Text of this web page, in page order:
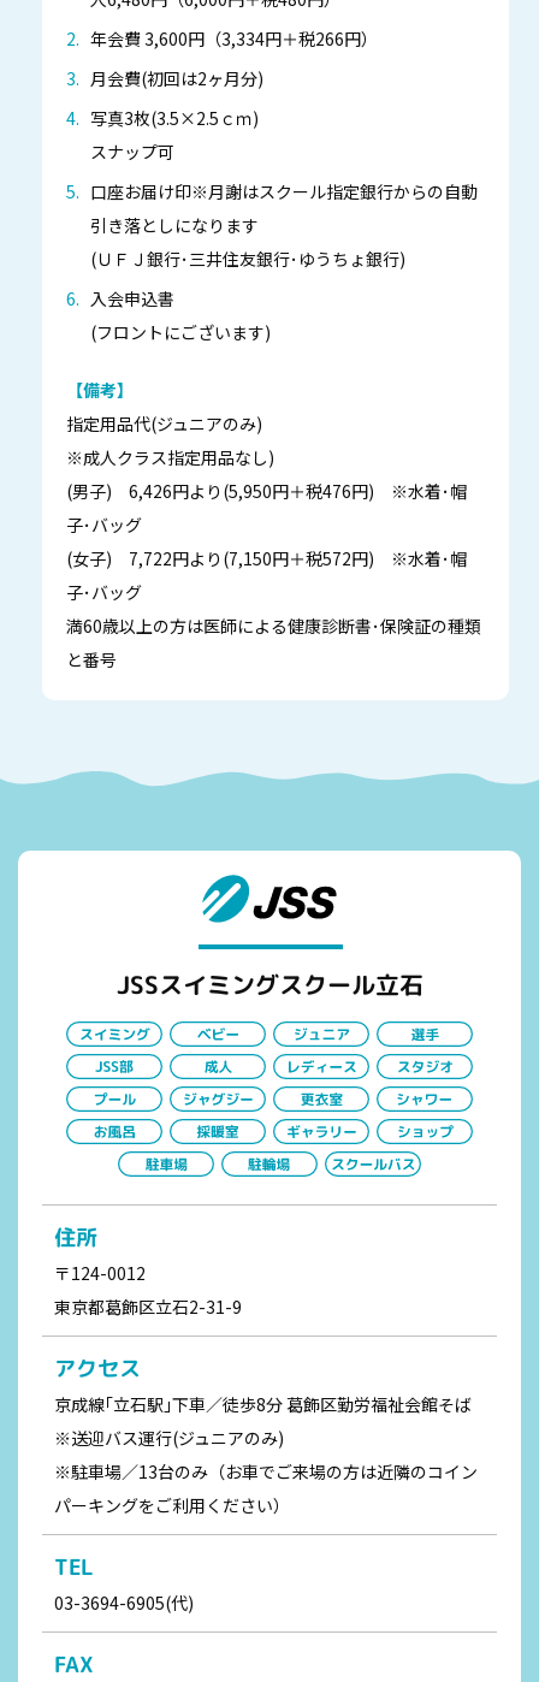
年会費 3,600円（3,334円＋税266円）
月会費(初回は2ヶ月分)
写真3枚(3.5×2.5ｃｍ)
スナップ可
口座お届け印※月謝はスクール指定銀行からの自動
引き落としになります
(ＵＦＪ銀行･三井住友銀行･ゆうちょ銀行)
入会申込書
(フロントにございます)
【備考】
指定用品代(ジュニアのみ)
※成人クラス指定用品なし)
(男子) 6,426円より(5,950円＋税476円) ※水着･帽
子･バッグ
(女子) 7,722円より(7,150円＋税572円) ※水着･帽
子･バッグ
満60歳以上の方は医師による健康診断書･保険証の種類
と番号
JSSスイミングスクール立石
住所
〒124-0012
東京都葛飾区立石2-31-9
アクセス
京成線｢立石駅｣下車／徒歩8分 葛飾区勤労福祉会館そば
※送迎バス運行(ジュニアのみ)
※駐車場／13台のみ（お車でご来場の方は近隣のコイン
パーキングをご利用ください）
TEL
03-3694-6905(代)
FAX